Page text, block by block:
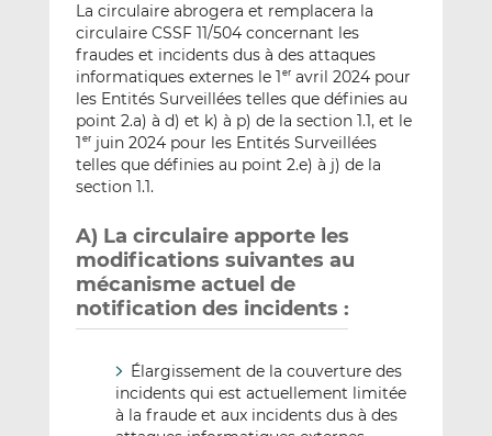
La circulaire abrogera et remplacera la
circulaire CSSF 11/504 concernant les
fraudes et incidents dus à des attaques
informatiques externes le 1 eravril 2024 pour
les Entités Surveillées telles que définies au
point 2.a) à d) et k) à p) de la section 1.1, et le
1 erjuin 2024 pour les Entités Surveillées
telles que définies au point 2.e) à j) de la
section 1.1.
A) La circulaire apporte les
modifications suivantes au
mécanisme actuel de
notification des incidents :
Élargissement de la couverture des
incidents qui est actuellement limitée
à la fraude et aux incidents dus à des